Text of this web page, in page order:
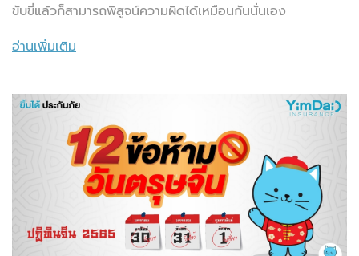
ขับขี่แล้วก็สามารถพิสูจน์ความผิดได้เหมือนกันนั่นเอง
อ่านเพิ่มเติม